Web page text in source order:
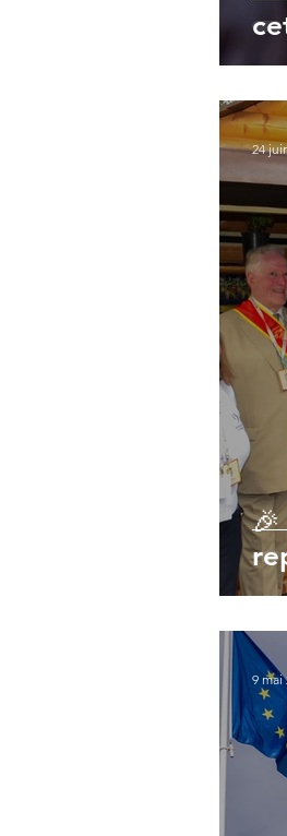
24
9 mai